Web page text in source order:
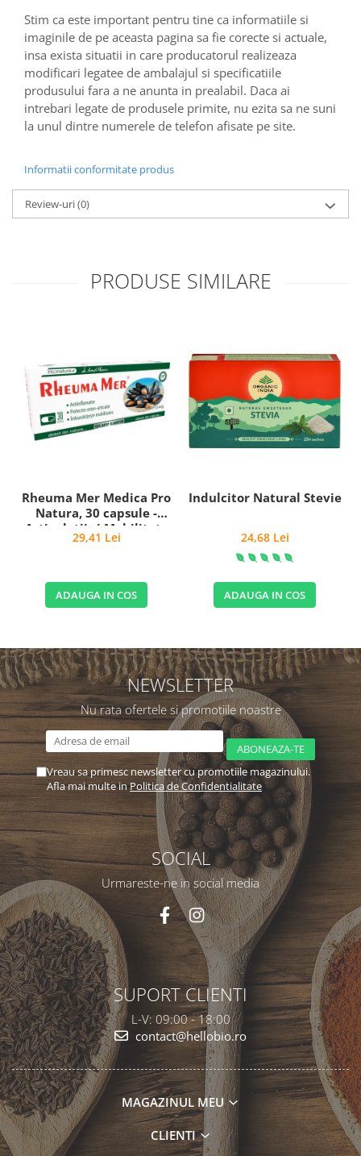
Stim ca este important pentru tine ca informatiile si
imaginile de pe aceasta pagina sa fie corecte si actuale,
insa exista situatii in care producatorul realizeaza
modificari legatee de ambalajul si specificatiile
produsului fara a ne anunta in prealabil. Daca ai
intrebari legate de produsele primite, nu ezita sa ne suni
la unul dintre numerele de telefon afisate pe site.
Informatii conformitate produs
Review-uri(0)
PRODUSE SIMILARE
Rheuma Mer Medica Pro
Natura, 30 capsule -
Articulații și Mobilitate
29,41 Lei
ADAUGA IN COS
Indulcitor Natural Stevie
24,68 Lei
ADAUGA IN COS
NEWSLETTER
Nu rata ofertele si promotiile noastre
Vreau sa primesc newsletter cu promotiile magazinului.
Afla mai multe inPolitica de Confidentialitate
SOCIAL
Urmareste-ne in social media
SUPORT CLIENTI
L-V: 09:00 - 18:00
contact@hellobio.ro
MAGAZINUL MEU
CLIENTI